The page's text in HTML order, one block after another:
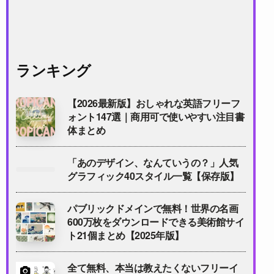
ランキング
【2026最新版】おしゃれな英語フリーフ
ォント147選｜商用可で使いやすい注目書
体まとめ
「あのデザイン、なんていうの？」人気
グラフィック40スタイル一覧【保存版】
パブリックドメインで無料！世界の名画
600万枚をダウンロードできる美術館サイ
ト21個まとめ【2025年版】
全て無料、本当は教えたくないフリーイ